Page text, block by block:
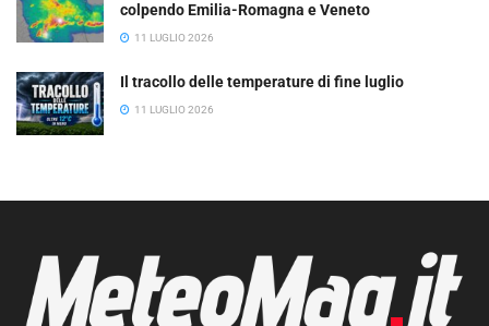
colpendo Emilia-Romagna e Veneto
11 LUGLIO 2026
Il tracollo delle temperature di fine luglio
11 LUGLIO 2026